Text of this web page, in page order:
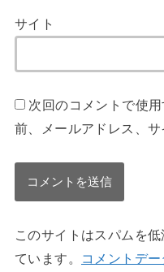
サイト
次回のコメントで使
前、メールアドレス、サ
このサイトはスパムを
ています。
コメントデ